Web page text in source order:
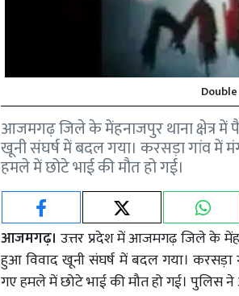
आजमगढ़ जिले के मेंहनाजपुर थाना क्षेत्र
खूनी संघर्ष में बदल गया। करसड़ा गांव में
हमले में छोटे भाई की मौत हो गई।
आजमगढ़। उत्तर प्रदेश में आजमगढ़ जिले के
हुआ विवाद खूनी संघर्ष में बदल गया। करसड़ा
गए हमले में छोटे भाई की मौत हो गई। पुलिस